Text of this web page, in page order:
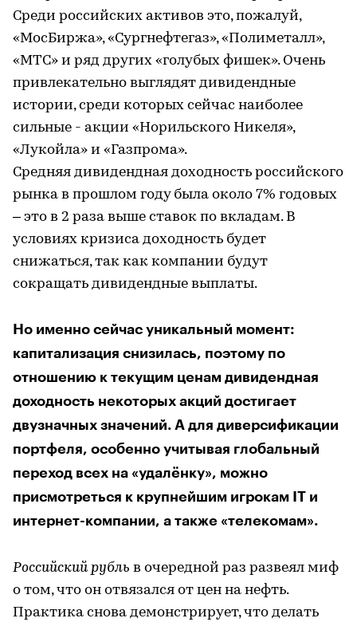
Среди российских активов это, пожалуй,
«МосБиржа», «Сургнефтегаз», «Полиметалл»,
«МТС» и ряд других «голубых фишек». Очень
привлекательно выглядят дивидендные
истории, среди которых сейчас наиболее
сильные - акции «Норильского Никеля»,
«Лукойла» и «Газпрома».
Средняя дивидендная доходность российского
рынка в прошлом году была около 7% годовых
– это в 2 раза выше ставок по вкладам. В
условиях кризиса доходность будет
снижаться, так как компании будут
сокращать дивидендные выплаты.
Но именно сейчас уникальный момент:
капитализация снизилась, поэтому по
отношению к текущим ценам дивидендная
доходность некоторых акций достигает
двузначных значений. А для диверсификации
портфеля, особенно учитывая глобальный
переход всех на «удалёнку», можно
присмотреться к крупнейшим игрокам IT и
интернет-компании, а также «телекомам».
Российский рубль в очередной раз развеял миф
о том, что он отвязался от цен на нефть.
Практика снова демонстрирует, что делать